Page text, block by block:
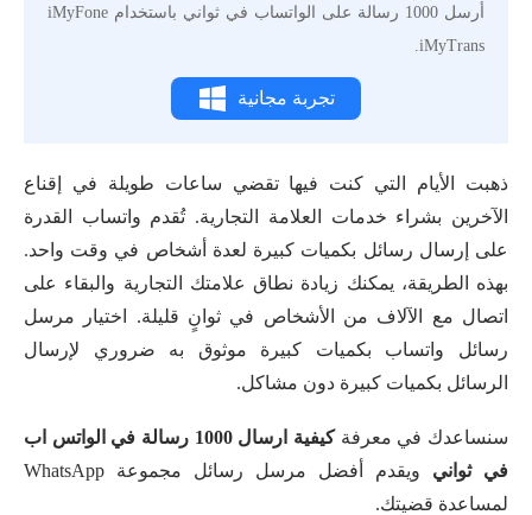
أرسل 1000 رسالة على الواتساب في ثواني باستخدام iMyFone
iMyTrans.
تجربة مجانية
ذهبت الأيام التي كنت فيها تقضي ساعات طويلة في إقناع
الآخرين بشراء خدمات العلامة التجارية. تُقدم واتساب القدرة
على إرسال رسائل بكميات كبيرة لعدة أشخاص في وقت واحد.
بهذه الطريقة، يمكنك زيادة نطاق علامتك التجارية والبقاء على
اتصال مع الآلاف من الأشخاص في ثوانٍ قليلة. اختيار مرسل
رسائل واتساب بكميات كبيرة موثوق به ضروري لإرسال
الرسائل بكميات كبيرة دون مشاكل.
سنساعدك في معرفة
كيفية ارسال 1000 رسالة في الواتس اب
في ثواني
ويقدم أفضل مرسل رسائل مجموعة WhatsApp
لمساعدة قضيتك.